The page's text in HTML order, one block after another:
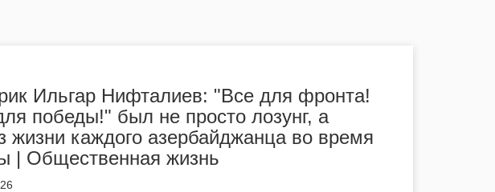
Ильгар Нифталиев: "Все для фронта!
победы!" был не просто лозунг, а
жизни каждого азербайджанца во время
| Общественная жизнь